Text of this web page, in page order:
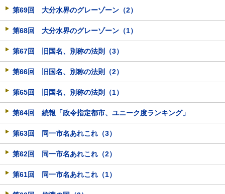
第69回 大分水界のグレーゾーン（2）
第68回 大分水界のグレーゾーン（1）
第67回 旧国名、別称の法則（3）
第66回 旧国名、別称の法則（2）
第65回 旧国名、別称の法則（1）
第64回 続報「政令指定都市、ユニーク度ランキング」
第63回 同一市名あれこれ（3）
第62回 同一市名あれこれ（2）
第61回 同一市名あれこれ（1）